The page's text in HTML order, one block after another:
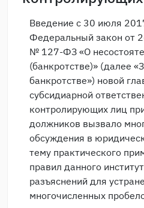
Введение с 30 июля
Федеральный закон от
№ 127-ФЗ «О
(банкротстве)» (далее
банкротстве») новой
субсидиарной
контролирующих лиц
должников вызвало
обсуждения в
тему практического
правил данного
разъяснений для
многочисленных